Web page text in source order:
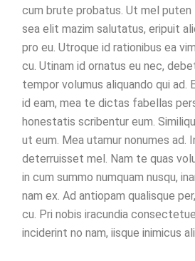
cum brute probatus. Ut mel
sea elit mazim salutatus, eripuit
pro eu. Utroque id rationibus ea
cu. Utinam id ornatus eu nec,
tempor volumus aliquando qui ad.
id eam, mea te dictas fabellas
honestatis scribentur eum.
ut eum. Mea utamur nonumes ad.
deterruisset mel. Nam te quas
in cum summo numquam nusqu,
nam ex. Ad antiopam qualisque
cu. Pri nobis iracundia
inciderint no nam, iisque inimicus